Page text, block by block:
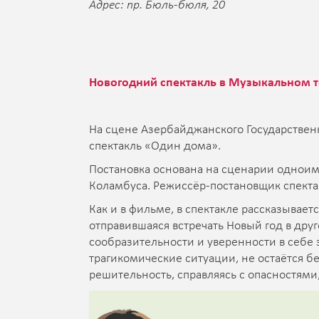
Адрес: пр. Бюль-бюля, 20
Новогодний спектакль в Музыкальном
На сцене Азербайджанского
спектакль «Один дома».
Постановка основана на сценарии
Коламбуса. Режиссёр-постановщик
Как и в фильме, в спектакле
отправившаяся встречать Новый год в
сообразительности и уверенности в
трагикомические ситуации, не
решительность, справляясь с